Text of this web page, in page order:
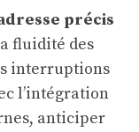
précis
fluidité des
interruptions
l’intégration
anticiper